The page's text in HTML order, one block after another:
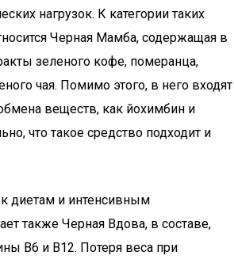
нагрузок. К категории таких
Черная Мамба, содержащая в
зеленого кофе, померанца,
чая. Помимо этого, в него входят
веществ, как йохимбин и
что такое средство подходит и
к диетам и интенсивным
также Черная Вдова, в составе,
В6 и В12. Потеря веса при